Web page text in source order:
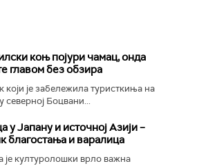
коњ појури чамац, онда
главом без обзира
који је забележила туристкиња на
северној Боцвани...
у Јапану и источној Азији –
благостања и варалица
је културолошки врло важна